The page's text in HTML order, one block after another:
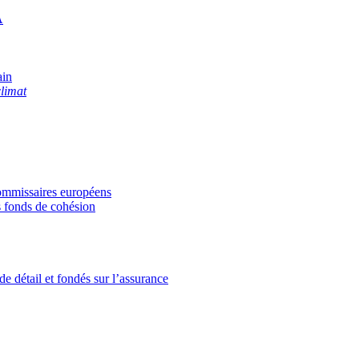
européens
de cohésion
détail et fondés sur l’assurance